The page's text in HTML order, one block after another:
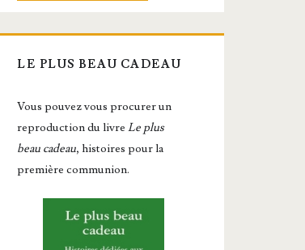
LE PLUS BEAU CADEAU
Vous pou­vez vous pro­cu­rer un
repro­duc­tion du livreLe plus
beau cadeau, histoires pour la
première communion.